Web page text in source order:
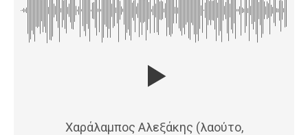
Χαράλαμπος Αλεξάκης (λαούτο,